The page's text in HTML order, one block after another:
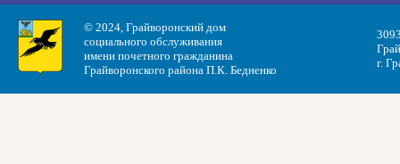
© 2024, Грайворонский дом
социального обслуживания
имени почетного гражданина
Грайворонского района П.К. Бедненко
г.